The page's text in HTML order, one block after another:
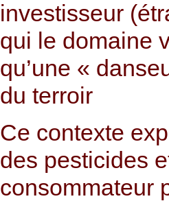
investisseur
qui le domaine
qu’une «
du terroir
Ce contexte
des pesticides
consommateur